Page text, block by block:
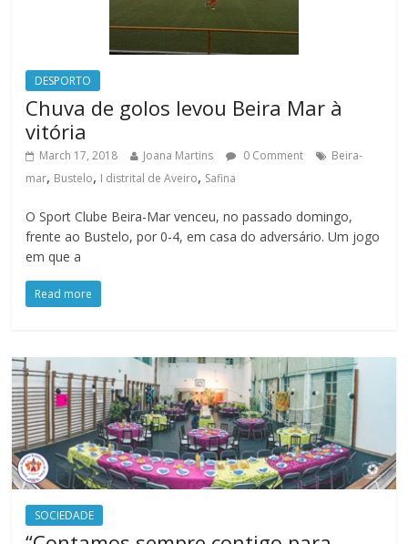
DESPORTO
Chuva de golos levou Beira Mar à
vitória
March 17, 2018 Joana Martins 0 Comment
Beira-
mar, Bustelo, I distrital de Aveiro, Safina
O Sport Clube Beira-Mar venceu, no passado domingo,
frente ao Bustelo, por 0-4, em casa do adversário. Um jogo
em que a
Read more
SOCIEDADE